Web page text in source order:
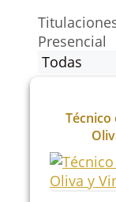
Presencial
Técnico